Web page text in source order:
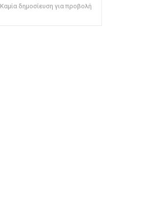
Καμία δημοσίευση για προβολή